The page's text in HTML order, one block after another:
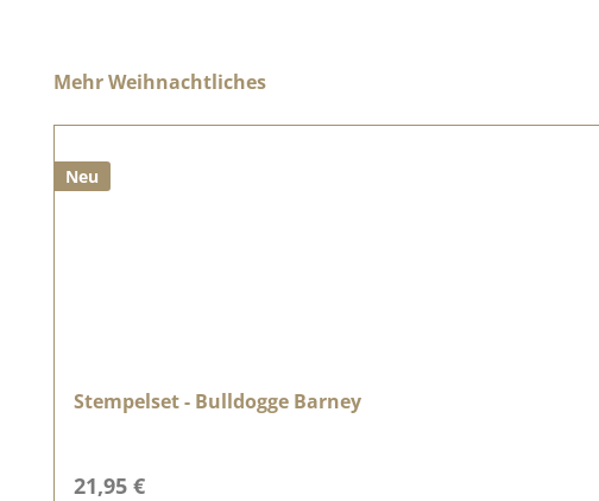
Produktgalerie überspringen
Mehr Weihnachtliches
Neu
Stempelset - Bulldogge Barney
Regulärer Preis:
21,95 €